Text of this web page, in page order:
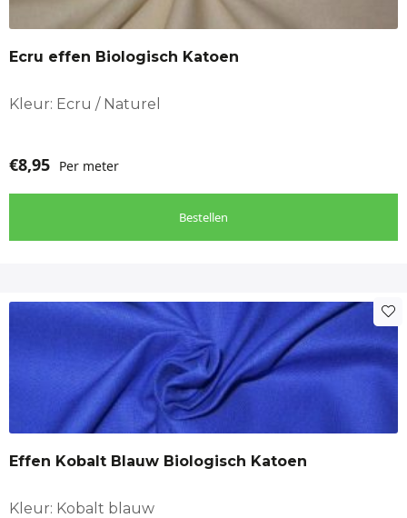
Dameskleding, Decoratie, Gordijnen, Hobby, Interieur
aankleding
Ecru effen Biologisch Katoen
Kleur: Ecru / Naturel
€8,95 Per meter
Bestellen
Effen Kobalt Blauw Biologisch Katoen
Kleur: Kobalt blauw